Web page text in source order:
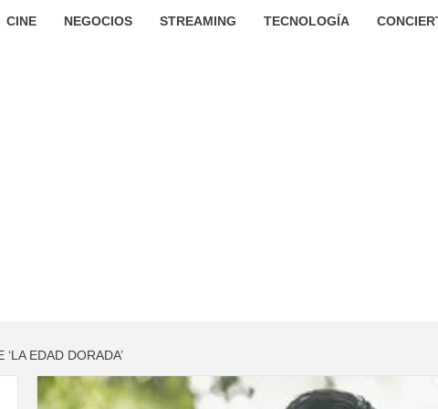
CINE NEGOCIOS STREAMING TECNOLOGÍA
EDAD DORADA’